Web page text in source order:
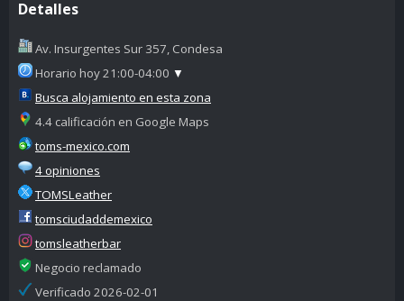
Detalles
Av. Insurgentes Sur 357, Condesa
Horario hoy 21:00-04:00 ▼
Busca alojamiento en esta zona
4.4 calificación en Google Maps
toms-mexico.com
4 opiniones
TOMSLeather
tomsciudaddemexico
tomsleatherbar
Negocio reclamado
Verificado 2026-02-01